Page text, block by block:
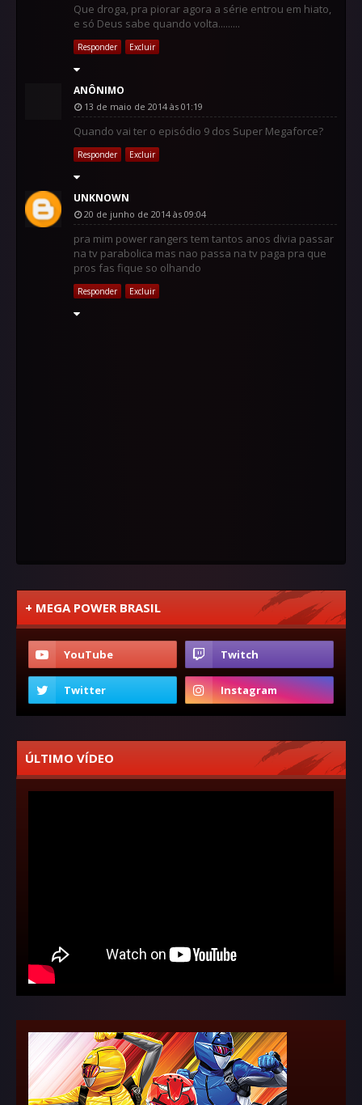
Que droga, pra piorar agora a série entrou em hiato,
e só Deus sabe quando volta.........
Responder Excluir
ANÔNIMO
13 de maio de 2014 às 01:19
Quando vai ter o episódio 9 dos Super Megaforce?
Responder Excluir
UNKNOWN
20 de junho de 2014 às 09:04
pra mim power rangers tem tantos anos divia passar
na tv parabolica mas nao passa na tv paga pra que
pros fas fique so olhando
Responder Excluir
+ MEGA POWER BRASIL
ÚLTIMO VÍDEO